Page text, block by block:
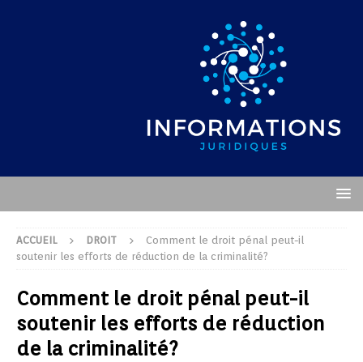
ACCUEIL DROIT
Comment le droit pénal peut-il
soutenir les efforts de réduction de la criminalité?
Comment le droit pénal peut-il
soutenir les efforts de réduction
de la criminalité?